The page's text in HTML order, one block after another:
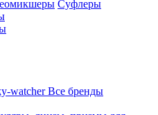
Суфлеры
watcherВсе бренды